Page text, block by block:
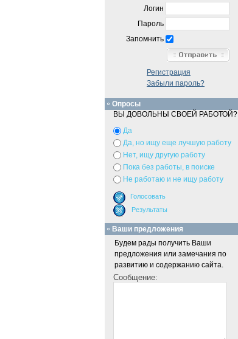
Логин
Пароль
Запомнить
Регистрация
Забыли пароль?
Опросы
ВЫ ДОВОЛЬНЫ СВОЕЙ РАБОТОЙ?
Да
Да, но ищу еще лучшую работу
Нет, ищу другую работу
Пока без работы, в поиске
Не работаю и не ищу работу
Ваши предложения
Будем рады получить Ваши
предложения или замечания по
развитию и содержанию сайта.
Сообщение: